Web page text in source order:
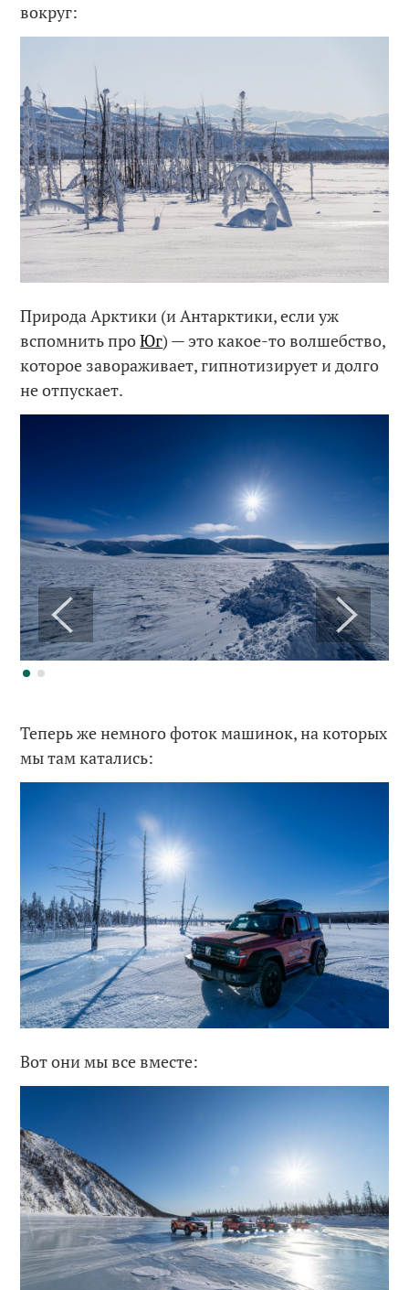
вокруг:
Природа Арктики (и Антарктики, если уж
вспомнить проЮг) — это какое-то волшебство,
которое завораживает, гипнотизирует и долго
не отпускает.
Теперь же немного фоток машинок, на которых
мы там катались:
Вот они мы все вместе: